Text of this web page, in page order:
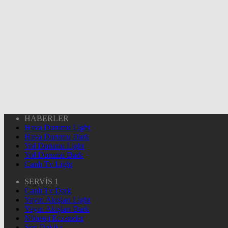
HABERLER
Hava Durumu Light
Hava Durumu Dark
Yol Durumu Light
Yol Durumu Dark
Canlı Tv Light
SERVİS 1
Canlı Tv Dark
Yayın Akışları Light
Yayın Akışları Dark
Nöbetçi Eczaneler